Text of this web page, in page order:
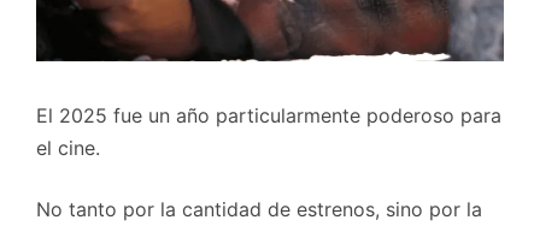
El 2025 fue un año particularmente poderoso para
el cine.
No tanto por la cantidad de estrenos, sino por la